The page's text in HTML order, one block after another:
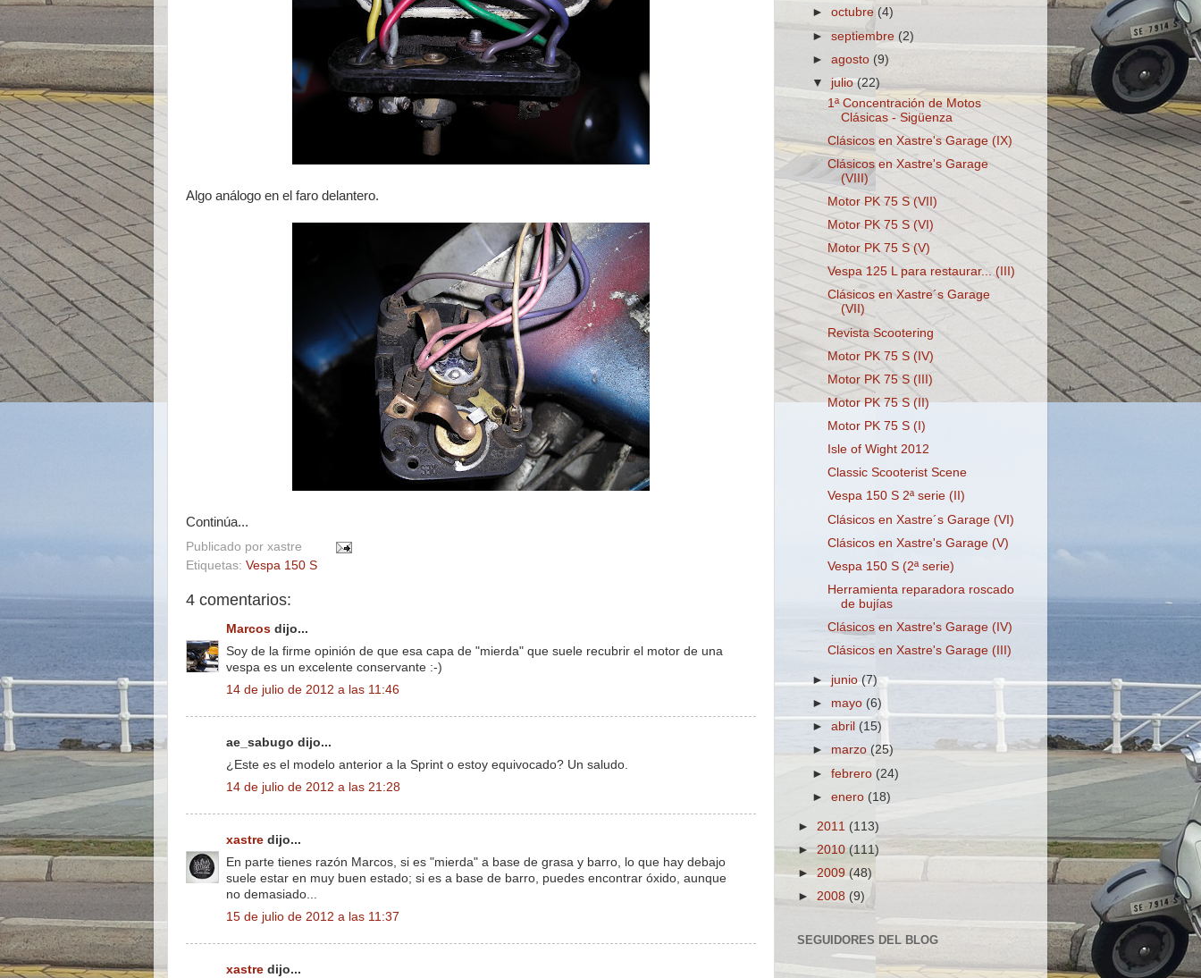
Algo análogo en el faro delantero.
Continúa...
Publicado por xastre
Etiquetas: Vespa 150 S
4 comentarios:
Marcos dijo...
Soy de la firme opinión de que esa capa de "mierda" que suele recubrir el motor de una
vespa es un excelente conservante :-)
14 de julio de 2012 a las 11:46
ae_sabugo dijo...
¿Este es el modelo anterior a la Sprint o estoy equivocado? Un saludo.
14 de julio de 2012 a las 21:28
xastre dijo...
En parte tienes razón Marcos, si es "mierda" a base de grasa y barro, lo que hay debajo
suele estar en muy buen estado; si es a base de barro, puedes encontrar óxido, aunque
no demasiado...
15 de julio de 2012 a las 11:37
xastre dijo...
►octubre(4)
►septiembre (2)
►agosto (9)
▼julio(22)
1ª Concentración de Motos
Clásicas - Sigüenza
Clásicos en Xastre's Garage (IX)
Clásicos en Xastre's Garage
(VIII)
Motor PK 75 S (VII)
Motor PK 75 S (VI)
Motor PK 75 S (V)
Vespa 125 L para restaurar... (III)
Clásicos en Xastre´s Garage
(VII)
Revista Scootering
Motor PK 75 S (IV)
Motor PK 75 S (III)
Motor PK 75 S (II)
Motor PK 75 S (I)
Isle of Wight 2012
Classic Scooterist Scene
Vespa 150 S 2ª serie (II)
Clásicos en Xastre´s Garage (VI)
Clásicos en Xastre's Garage (V)
Vespa 150 S (2ª serie)
Herramienta reparadora roscado
de bujías
Clásicos en Xastre's Garage (IV)
Clásicos en Xastre's Garage (III)
►junio(7)
► mayo (6)
►abril (15)
► marzo (25)
►febrero (24)
►enero (18)
► 2011 (113)
► 2010(111)
►2009 (48)
► 2008 (9)
SEGUIDORES DEL BLOG